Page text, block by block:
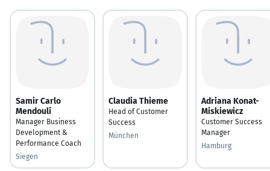
Samir Carlo
Mendouli
Manager Business
Development &
Performance Coach
Siegen
Claudia Thieme
Head of Customer
Success
München
Adriana Konat-
Miskiewicz
Customer Success
Manager
Hamburg